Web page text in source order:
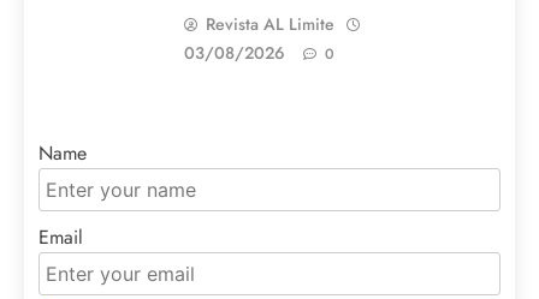
Revista AL Limite
03/08/2026
0
Name
Email